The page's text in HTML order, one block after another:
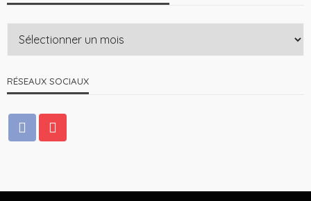
RÉSEAUX SOCIAUX